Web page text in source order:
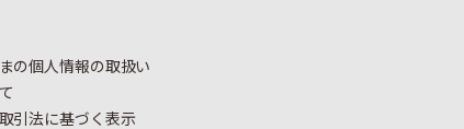
の個人情報の取扱い
引法に基づく表示